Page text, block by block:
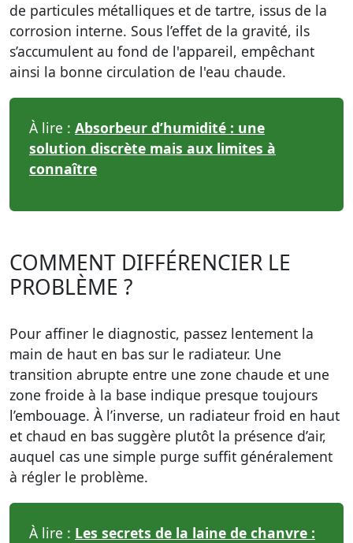
de particules métalliques et de tartre, issus de la
corrosion interne. Sous l’effet de la gravité, ils
s’accumulent au fond de l'appareil, empêchant
ainsi la bonne circulation de l'eau chaude.
À lire : Absorbeur d’humidité : une
solution discrète mais aux limites à
connaître
COMMENT DIFFÉRENCIER LE
PROBLÈME ?
Pour affiner le diagnostic, passez lentement la
main de haut en bas sur le radiateur. Une
transition abrupte entre une zone chaude et une
zone froide à la base indique presque toujours
l’embouage. À l’inverse, un radiateur froid en haut
et chaud en bas suggère plutôt la présence d’air,
auquel cas une simple purge suffit généralement
à régler le problème.
À lire : Les secrets de la laine de chanvre :